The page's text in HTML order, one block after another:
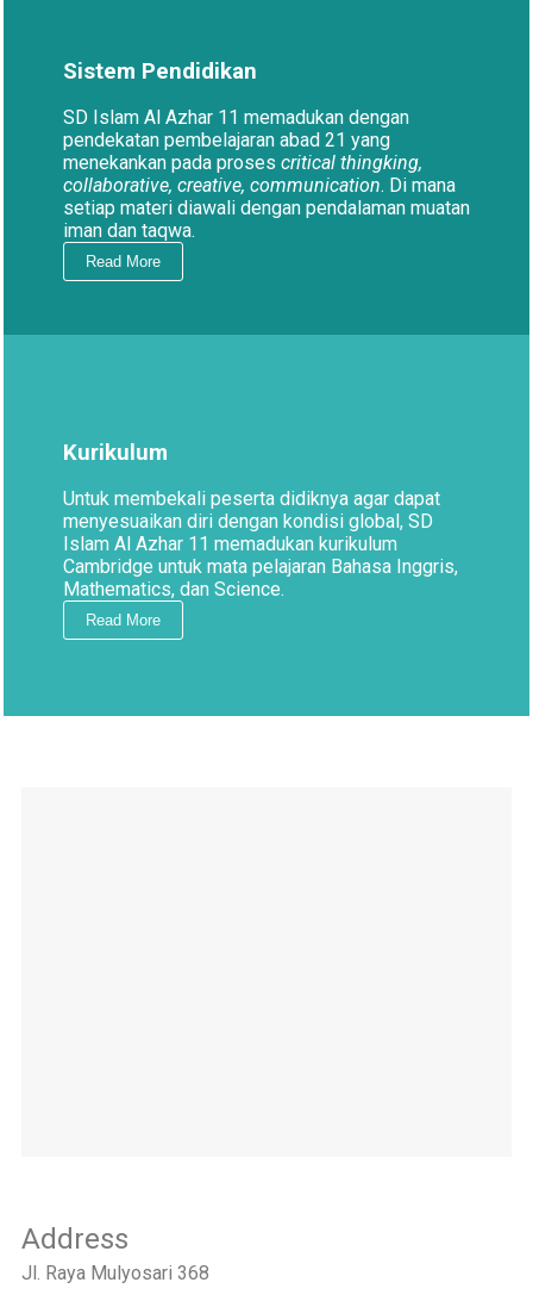
Sistem Pendidikan
SD Islam Al Azhar 11 memadukan dengan
pendekatan pembelajaran abad 21 yang
menekankan pada proses critical thingking,
collaborative, creative, communication. Di mana
setiap materi diawali dengan pendalaman muatan
iman dan taqwa.
Read More
Kurikulum
Untuk membekali peserta didiknya agar dapat
menyesuaikan diri dengan kondisi global, SD
Islam Al Azhar 11 memadukan kurikulum
Cambridge untuk mata pelajaran Bahasa Inggris,
Mathematics, dan Science.
Read More
Address
Jl. Raya Mulyosari 368